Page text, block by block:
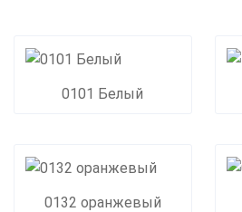
0101 Белый
0132 оранжевый